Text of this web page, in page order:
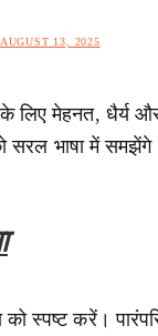
AUGUST 13, 2025
मेहनत, धैर्य और
सरल भाषा में
स्पष्ट करें।